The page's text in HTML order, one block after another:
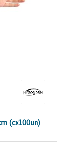
(cx100un)